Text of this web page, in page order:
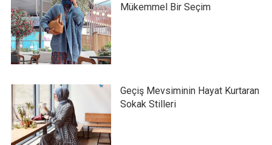
Mükemmel Bir Seçim
Geçiş Mevsiminin Hayat Kurtaran
Sokak Stilleri